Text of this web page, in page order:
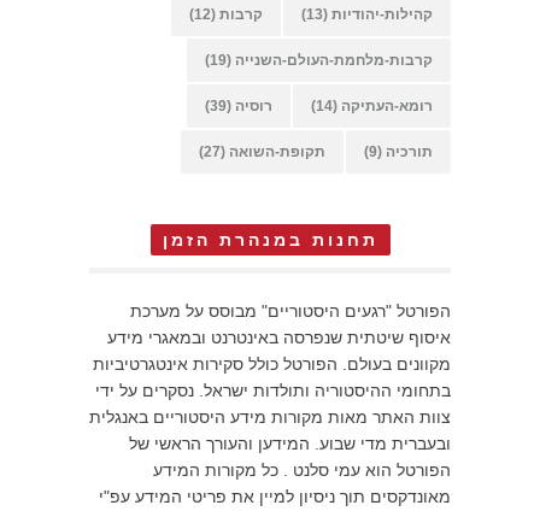
קהילות-יהודיות (13) קרבות (12)
קרבות-מלחמת-העולם-השנייה (19)
רומא-העתיקה (14) רוסיה (39)
תורכיה (9) תקופת-השואה (27)
תחנות במנהרת הזמן
הפורטל "רגעים היסטוריים" מבוסס על מערכת
איסוף שיטתית שנפרסה באינטרנט ובמאגרי מידע
מקוונים בעולם. הפורטל כולל סקירות אינטגרטיביות
בתחומי ההיסטוריה ותולדות ישראל. נסקרים על ידי
צוות האתר מאות מקורות מידע היסטוריים באנגלית
ובעברית מדי שבוע. המידען והעורך הראשי של
הפורטל הוא עמי סלנט . כל מקורות המידע
מאונדקסים תוך ניסיון למיין את פריטי המידע עפ"י